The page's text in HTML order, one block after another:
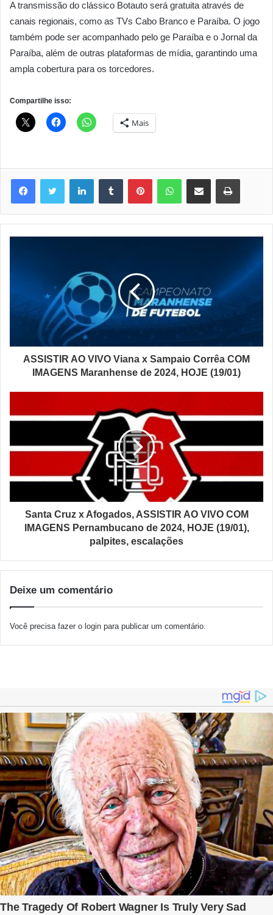
A transmissão do clássico Botauto será gratuita através de
canais regionais, como as TVs Cabo Branco e Paraíba. O jogo
também pode ser acompanhado pelo ge Paraíba e o Jornal da
Paraíba, além de outras plataformas de mídia, garantindo uma
ampla cobertura para os torcedores.
Compartilhe isso:
Mais
LinkedinTumblr PinterestWhatsAppCompartilhar via e-mail Imprimir
ASSISTIR AO VIVO Viana x Sampaio Corrêa COM
IMAGENS Maranhense de 2024, HOJE (19/01)
Santa Cruz x Afogados, ASSISTIR AO VIVO COM
IMAGENS Pernambucano de 2024, HOJE (19/01),
palpites, escalações
Deixe um comentário
Você precisa fazer o login para publicar um comentário.